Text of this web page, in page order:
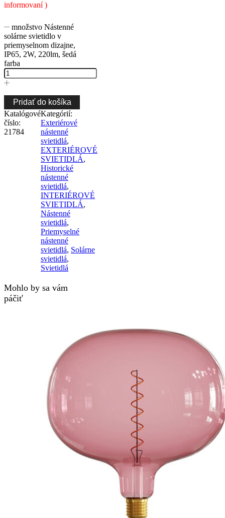
informovaní )
množstvo Nástenné
solárne svietidlo v
priemyselnom dizajne,
IP65, 2W, 220lm, šedá
farba
Pridať do košíka
Katalógové
číslo:
21784
Kategórií:
Exteriérové
nástenné
svietidlá,
EXTERIÉROVÉ
SVIETIDLÁ,
Historické
nástenné
svietidlá,
INTERIÉROVÉ
SVIETIDLÁ,
Nástenné
svietidlá,
Priemyselné
nástenné
svietidlá, Solárne
svietidlá,
Svietidlá
Mohlo by sa vám
páčiť